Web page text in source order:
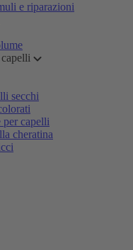
e riparazioni
secchi
per capelli
cheratina